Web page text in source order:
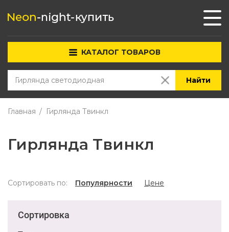
КАТАЛОГ ТОВАРОВ
Найти
Главная Гирлянда Твинкл
Гирлянда Твинкл
Сортировать по: Популярности Цене
Сортировка